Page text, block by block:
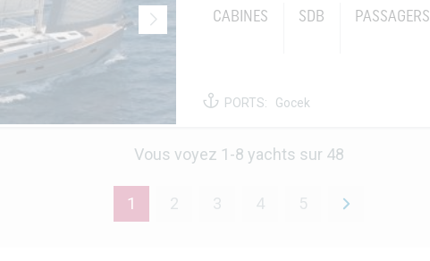
CABINES
SDB
PASSAGERS
PORTS: Gocek
Vous voyez 1-8 yachts sur 48
1 2 3 4 5